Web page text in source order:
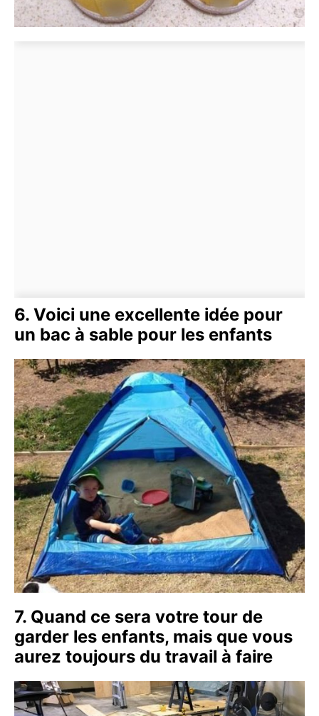
6. Voici une excellente idée pour
un bac à sable pour les enfants
7. Quand ce sera votre tour de
garder les enfants, mais que vous
aurez toujours du travail à faire